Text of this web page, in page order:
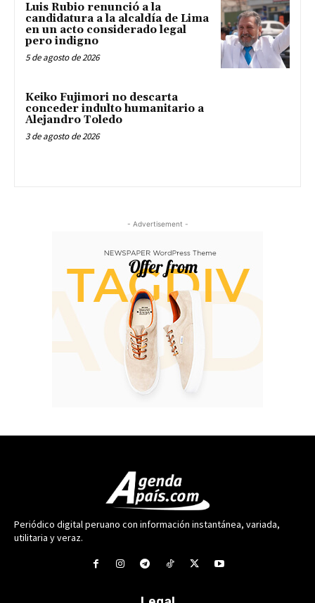
Luis Rubio renunció a la
candidatura a la alcaldía de Lima
en un acto considerado legal
pero indigno
5 de agosto de 2026
Keiko Fujimori no descarta
conceder indulto humanitario a
Alejandro Toledo
3 de agosto de 2026
- Advertisement -
Periódico digital peruano con información instantánea, variada,
utilitaria y veraz.